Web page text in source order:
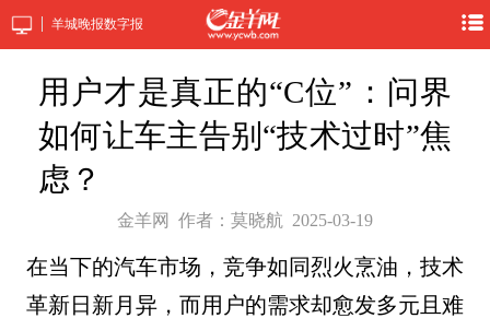
羊城晚报数字报
用户才是真正的“C位”：问界
如何让车主告别“技术过时”焦
虑？
金羊网 作者：莫晓航 2025-03-19
在当下的汽车市场，竞争如同烈火烹油，技术
革新日新月异，而用户的需求却愈发多元且难